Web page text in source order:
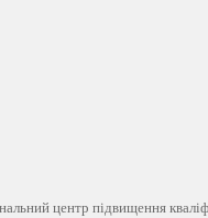
центр підвищення